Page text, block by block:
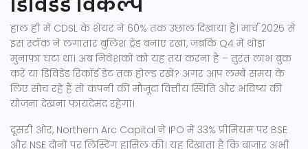
हाल ही में CDSL के शेयर ने 60% तक उछाल दिखाया है। मार्च 2025 से
इस स्टॉक ने लगातार बुलिश ट्रेंड बनाए रखा, जबकि Q4 में थोड़ा
मुनाफा घटा था। अब निवेशकों को यह तय करना है – तुरंत लाभ बुक
करें या डिविडेंड रिकॉर्ड डेट तक होल्ड रखें? अगर आप लम्बे समय के
लिए सोच रहे हैं तो कंपनी की मौजूदा वित्तीय स्थिति और भविष्य की
योजना देखना फायदेमंद रहेगा।
दूसरी ओर, Northern Arc Capital ने IPO में 33% प्रीमियम पर BSE
और NSE दोनों पर लिस्टिंग हासिल की। यह दिखाता है कि बाजार अभी